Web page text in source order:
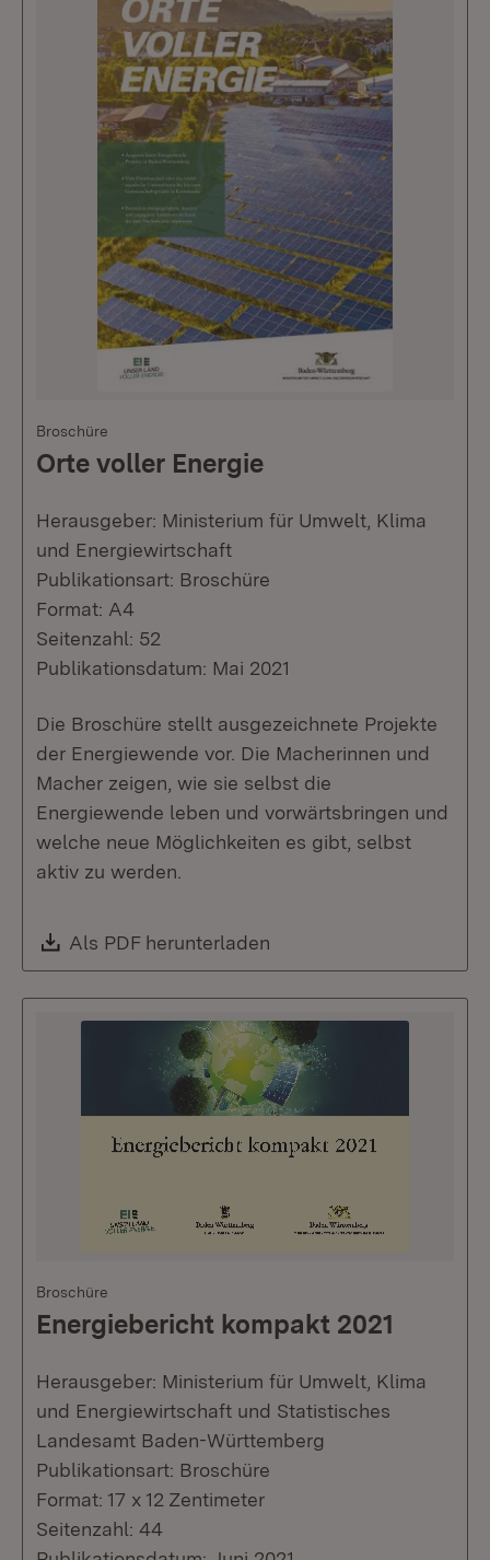
Broschüre
Orte voller Energie
Herausgeber: Ministerium für Umwelt, Klima
und Energiewirtschaft
Publikationsart: Broschüre
Format: A4
Seitenzahl: 52
Publikationsdatum: Mai 2021
Die Broschüre stellt ausgezeichnete Projekte
der Energiewende vor. Die Macherinnen und
Macher zeigen, wie sie selbst die
Energiewende leben und vorwärtsbringen und
welche neue Möglichkeiten es gibt, selbst
aktiv zu werden.
Download:
Als PDF herunterladen
Broschüre
Energiebericht kompakt 2021
Herausgeber: Ministerium für Umwelt, Klima
und Energiewirtschaft und Statistisches
Landesamt Baden-Württemberg
Publikationsart: Broschüre
Format: 17 x 12 Zentimeter
Seitenzahl: 44